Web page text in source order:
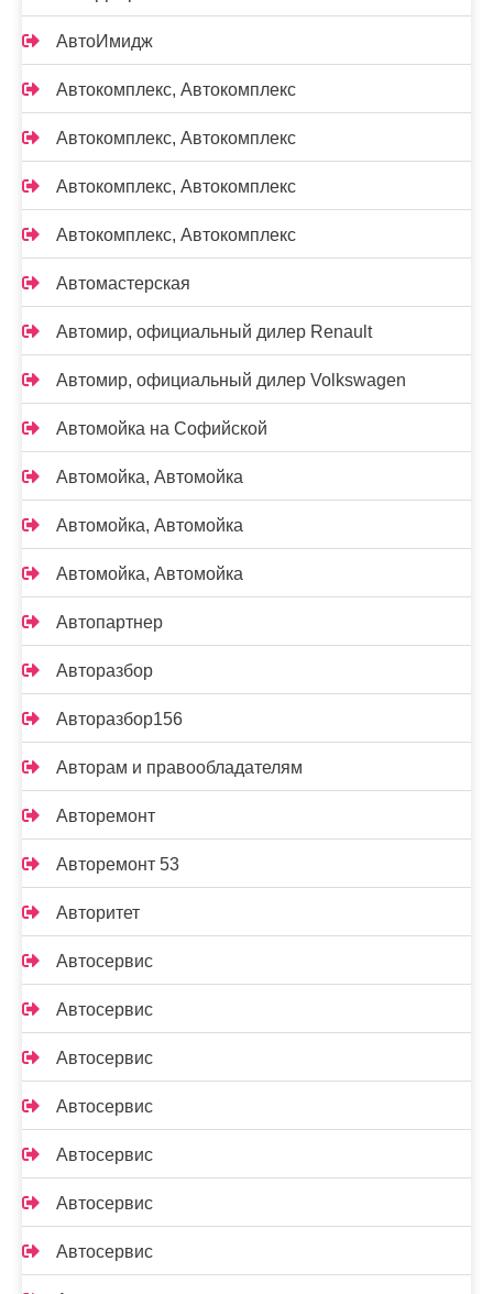
АвтоИмидж
Автокомплекс, Автокомплекс
Автокомплекс, Автокомплекс
Автокомплекс, Автокомплекс
Автокомплекс, Автокомплекс
Автомастерская
Автомир, официальный дилер Renault
Автомир, официальный дилер Volkswagen
Автомойка на Софийской
Автомойка, Автомойка
Автомойка, Автомойка
Автомойка, Автомойка
Автопартнер
Авторазбор
Авторазбор156
Авторам и правообладателям
Авторемонт
Авторемонт 53
Авторитет
Автосервис
Автосервис
Автосервис
Автосервис
Автосервис
Автосервис
Автосервис